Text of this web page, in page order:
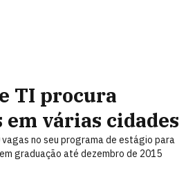
TI procura
várias cidades
no seu programa de estágio para
graduação até dezembro de 2015